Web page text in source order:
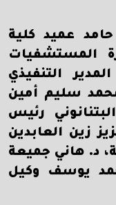
عميد كلية
المستشفيات
التنفيذي
سليم أمين
رئيس
زين العابدين
د. هاني جميعة
يوسف وكيل